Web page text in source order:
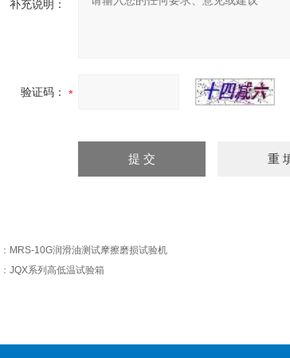
补充说明：
验证码：
MRS-10G润滑油测试摩擦磨损试验机
JQX系列高低温试验箱